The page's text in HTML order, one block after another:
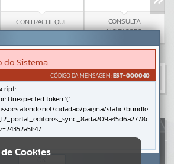
CONTRACHEQUE
CONSULTA
LICITAÇÕES
""
Cookies
do Sistema
CÓDIGO DA MENSAGEM:EST-000040
Unexpected token '('
cidadao/pagina/static/bundle